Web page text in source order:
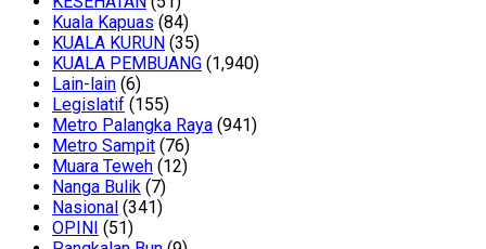
Kuala Kapuas (84)
KUALA KURUN (35)
KUALA PEMBUANG (1,940)
Lain-lain (6)
Legislatif (155)
Metro Palangka Raya (941)
Metro Sampit (76)
Muara Teweh (12)
Nanga Bulik (7)
Nasional (341)
OPINI (51)